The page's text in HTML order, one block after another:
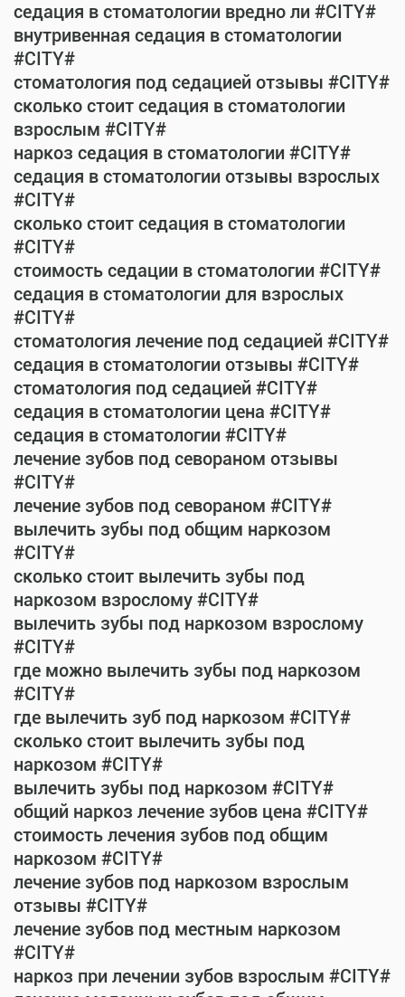
седация в стоматологии вредно ли #CITY#
внутривенная седация в стоматологии
#CITY#
стоматология под седацией отзывы #CITY#
сколько стоит седация в стоматологии
взрослым #CITY#
наркоз седация в стоматологии #CITY#
седация в стоматологии отзывы взрослых
#CITY#
сколько стоит седация в стоматологии
#CITY#
стоимость седации в стоматологии #CITY#
седация в стоматологии для взрослых
#CITY#
стоматология лечение под седацией #CITY#
седация в стоматологии отзывы #CITY#
стоматология под седацией #CITY#
седация в стоматологии цена #CITY#
седация в стоматологии #CITY#
лечение зубов под севораном отзывы
#CITY#
лечение зубов под севораном #CITY#
вылечить зубы под общим наркозом
#CITY#
сколько стоит вылечить зубы под
наркозом взрослому #CITY#
вылечить зубы под наркозом взрослому
#CITY#
где можно вылечить зубы под наркозом
#CITY#
где вылечить зуб под наркозом #CITY#
сколько стоит вылечить зубы под
наркозом #CITY#
вылечить зубы под наркозом #CITY#
общий наркоз лечение зубов цена #CITY#
стоимость лечения зубов под общим
наркозом #CITY#
лечение зубов под наркозом взрослым
отзывы #CITY#
лечение зубов под местным наркозом
#CITY#
наркоз при лечении зубов взрослым #CITY#